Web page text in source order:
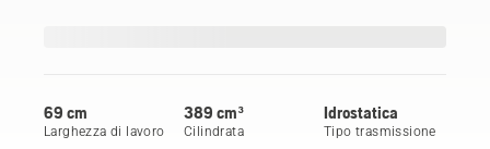
69 cm
Larghezza di lavoro
389 cm³
Cilindrata
Idrostatica
Tipo trasmissione